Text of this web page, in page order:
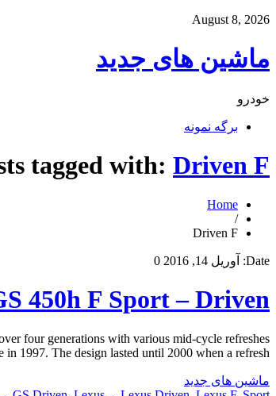
August 8, 2026
ماشین های جدید
خودرو
برگه نمونه
tagged with: Driven F
Home
/
Driven F
Date: آوریل 14, 2016 0
450h F Sport – Driven
four generations with various mid-cycle refreshes
1997. The design lasted until 2000 when a refresh […]
ماشین های جدید